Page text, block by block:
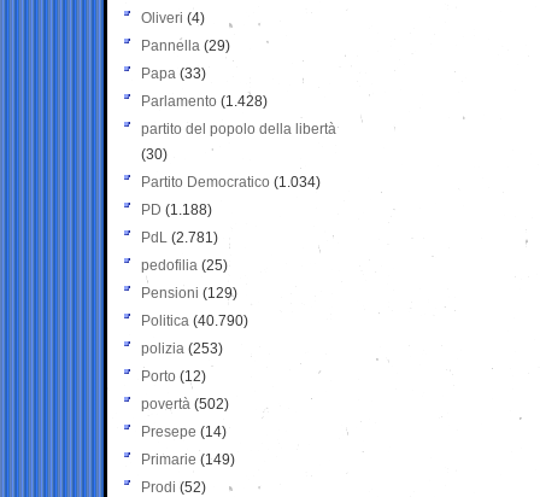
Oliveri (4)
Pannella (29)
Papa (33)
Parlamento (1.428)
partito del popolo della libertà
(30)
Partito Democratico (1.034)
PD (1.188)
PdL (2.781)
pedofilia (25)
Pensioni (129)
Politica (40.790)
polizia (253)
Porto (12)
povertà (502)
Presepe (14)
Primarie (149)
Prodi (52)